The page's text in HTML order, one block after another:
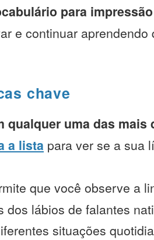
para impressão
e continuar aprendendo
chave
qualquer uma das mais
a lista para ver se a sua
que você observe a
dos lábios de falantes
situações